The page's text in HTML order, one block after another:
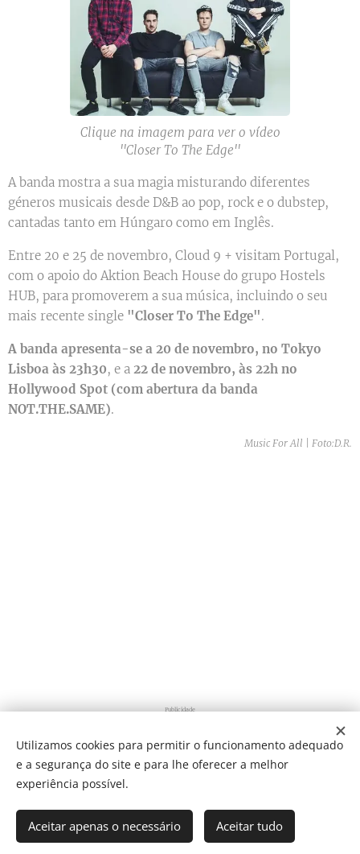
Clique na imagem para ver o vídeo
''Closer To The Edge''
A banda mostra a sua magia misturando diferentes
géneros musicais desde D&B ao pop, rock e o dubstep,
cantadas tanto em Húngaro como em Inglês.
Entre 20 e 25 de novembro, Cloud 9 + visitam Portugal,
com o apoio do Aktion Beach House do grupo Hostels
HUB, para promoverem a sua música, incluindo o seu
mais recente single "Closer To The Edge".
A banda apresenta-se a 20 de novembro, no Tokyo
Lisboa às 23h30, e a 22 de novembro, às 22h no
Hollywood Spot (com abertura da banda
NOT.THE.SAME).
Music For All | Foto:D.R.
Publicidade
Share
Utilizamos cookies para permitir o funcionamento adequado
e a segurança do site e para lhe oferecer a melhor
experiência possível.
Aceitar apenas o necessário Aceitar tudo